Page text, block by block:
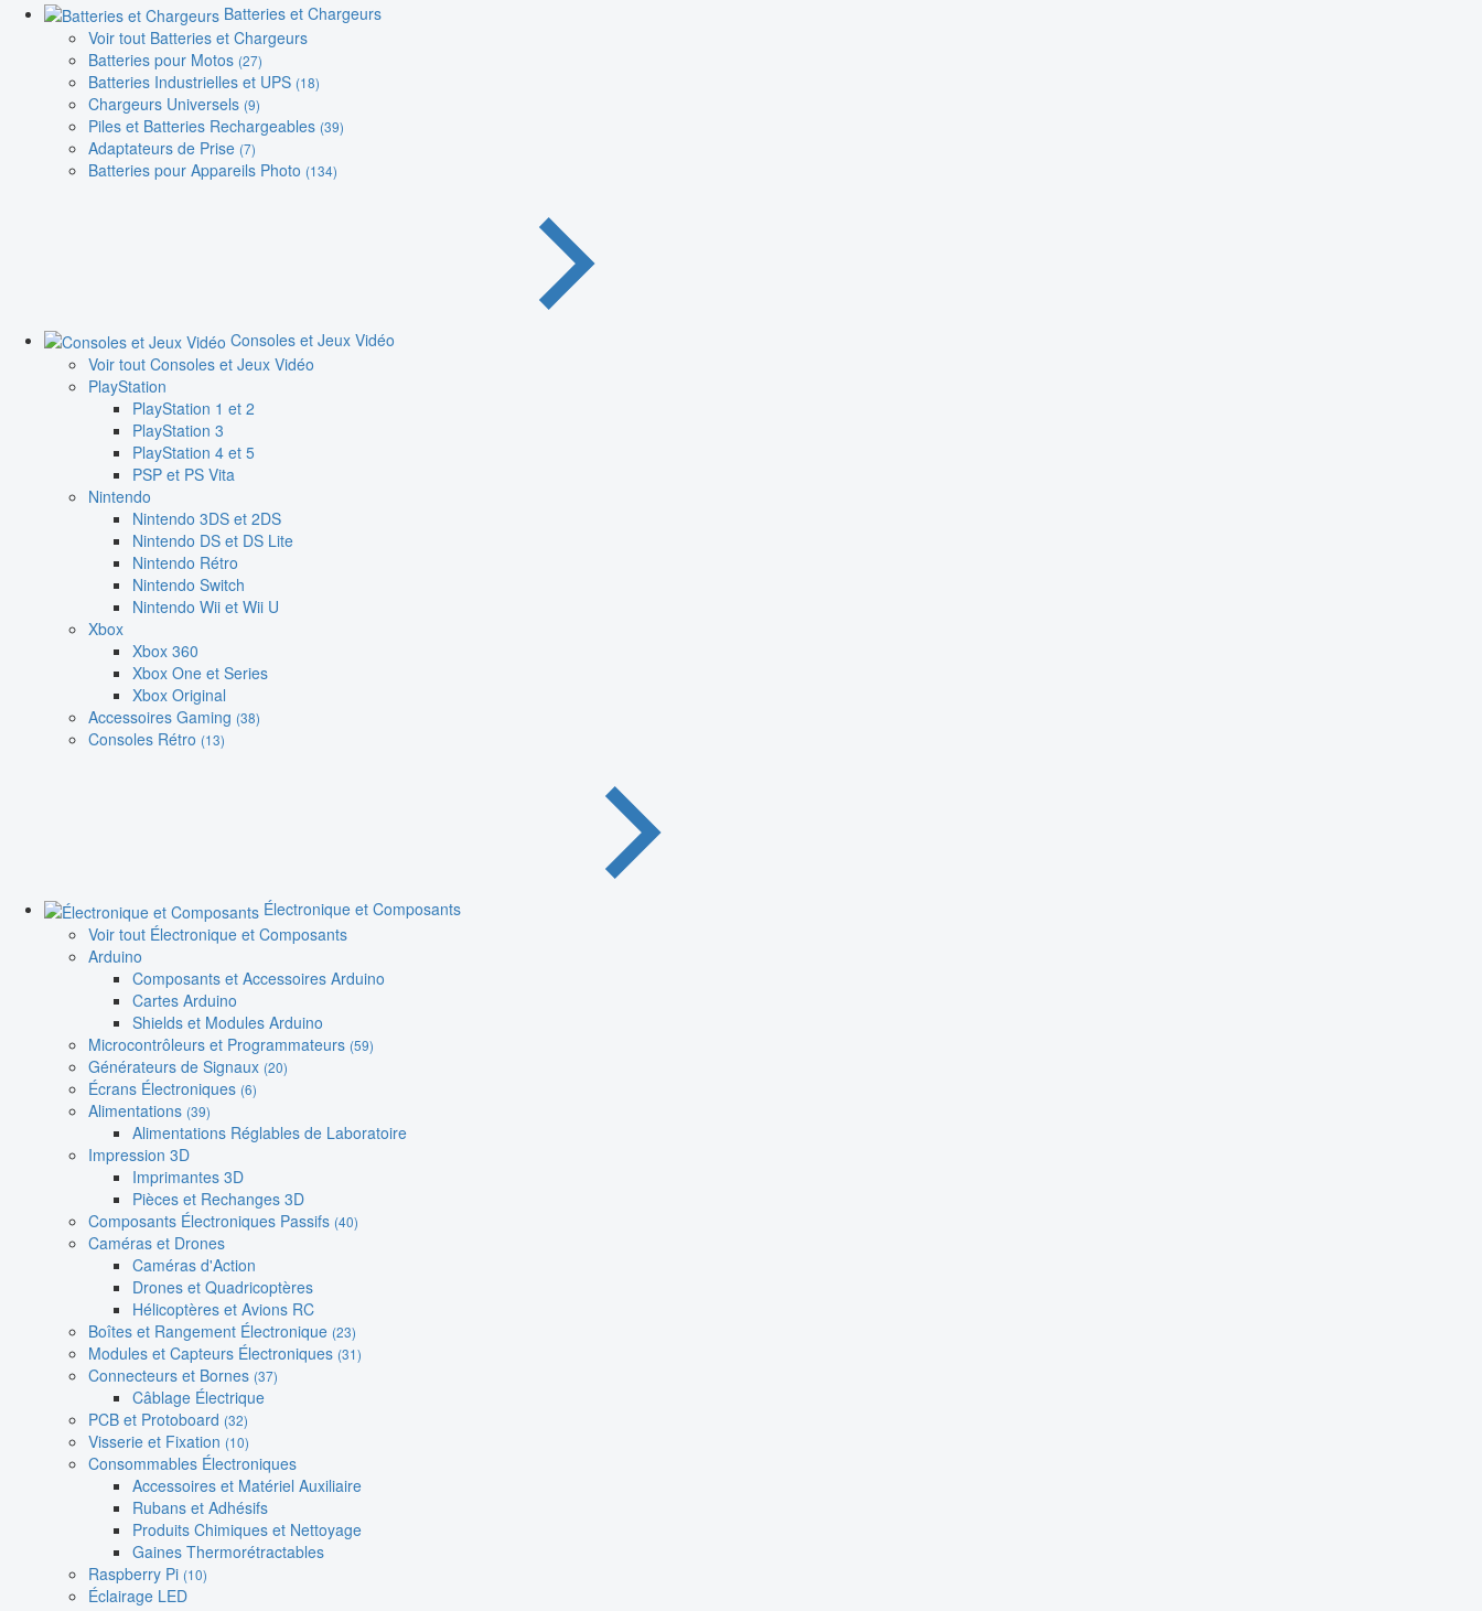
Batteries et Chargeurs
Voir tout Batteries et Chargeurs
Batteries pour Motos (27)
Batteries Industrielles et UPS (18)
Chargeurs Universels (9)
Piles et Batteries Rechargeables (39)
Adaptateurs de Prise (7)
Batteries pour Appareils Photo (134)
Consoles et Jeux Vidéo
Voir tout Consoles et Jeux Vidéo
PlayStation
PlayStation 1 et 2
PlayStation 3
PlayStation 4 et 5
PSP et PS Vita
Nintendo
Nintendo 3DS et 2DS
Nintendo DS et DS Lite
Nintendo Rétro
Nintendo Switch
Nintendo Wii et Wii U
Xbox
Xbox 360
Xbox One et Series
Xbox Original
Accessoires Gaming (38)
Consoles Rétro (13)
Électronique et Composants
Voir tout Électronique et Composants
Arduino
Composants et Accessoires Arduino
Cartes Arduino
Shields et Modules Arduino
Microcontrôleurs et Programmateurs (59)
Générateurs de Signaux (20)
Écrans Électroniques (6)
Alimentations (39)
Alimentations Réglables de Laboratoire
Impression 3D
Imprimantes 3D
Pièces et Rechanges 3D
Composants Électroniques Passifs (40)
Caméras et Drones
Caméras d'Action
Drones et Quadricoptères
Hélicoptères et Avions RC
Boîtes et Rangement Électronique (23)
Modules et Capteurs Électroniques (31)
Connecteurs et Bornes (37)
Câblage Électrique
PCB et Protoboard (32)
Visserie et Fixation (10)
Consommables Électroniques
Accessoires et Matériel Auxiliaire
Rubans et Adhésifs
Produits Chimiques et Nettoyage
Gaines Thermorétractables
Raspberry Pi (10)
Éclairage LED